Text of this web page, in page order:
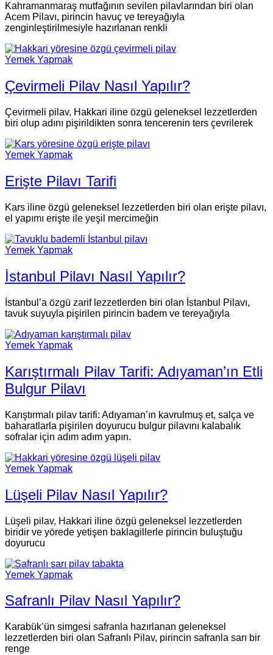
Kahramanmaraş mutfağının sevilen pilavlarından biri olan
Acem Pilavı, pirincin havuç ve tereyağıyla
zenginleştirilmesiyle hazırlanan renkli
Yemek Yapmak
Çevirmeli Pilav Nasıl Yapılır?
Çevirmeli pilav, Hakkari iline özgü geleneksel lezzetlerden
biri olup adını pişirildikten sonra tencerenin ters çevrilerek
Yemek Yapmak
Erişte Pilavı Tarifi
Kars iline özgü geleneksel lezzetlerden biri olan erişte pilavı,
el yapımı erişte ile yeşil mercimeğin
Yemek Yapmak
İstanbul Pilavı Nasıl Yapılır?
İstanbul’a özgü zarif lezzetlerden biri olan İstanbul Pilavı,
tavuk suyuyla pişirilen pirincin badem ve tereyağıyla
Yemek Yapmak
Karıştırmalı Pilav Tarifi: Adıyaman’ın Etli
Bulgur Pilavı
Karıştırmalı pilav tarifi: Adıyaman’ın kavrulmuş et, salça ve
baharatlarla pişirilen doyurucu bulgur pilavını kalabalık
sofralar için adım adım yapın.
Yemek Yapmak
Lüşeli Pilav Nasıl Yapılır?
Lüşeli pilav, Hakkari iline özgü geleneksel lezzetlerden
biridir ve yörede yetişen baklagillerle pirincin buluştuğu
doyurucu
Yemek Yapmak
Safranlı Pilav Nasıl Yapılır?
Karabük’ün simgesi safranla hazırlanan geleneksel
lezzetlerden biri olan Safranlı Pilav, pirincin safranla sarı bir
renge